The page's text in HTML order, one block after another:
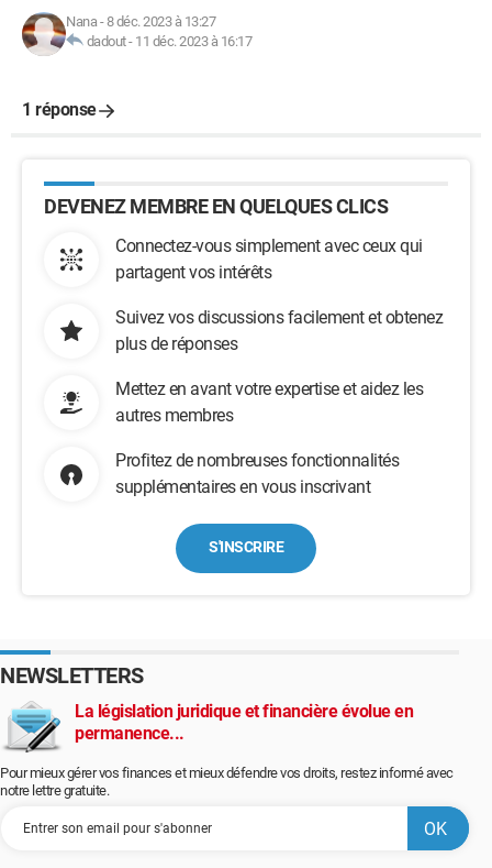
Nana-8 déc. 2023 à 13:27
dadout- 11 déc. 2023 à 16:17
1 réponse
DEVENEZ MEMBRE EN QUELQUES CLICS
Connectez-vous simplement avec ceux qui
partagent vos intérêts
Suivez vos discussions facilement et obtenez
plus de réponses
Mettez en avant votre expertise et aidez les
autres membres
Profitez de nombreuses fonctionnalités
supplémentaires en vous inscrivant
S'INSCRIRE
NEWSLETTERS
La législation juridique et financière évolue en
permanence...
Pour mieux gérer vos finances et mieux défendre vos droits, restez informé avec
notre lettre gratuite.